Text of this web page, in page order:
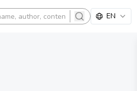
search
EN